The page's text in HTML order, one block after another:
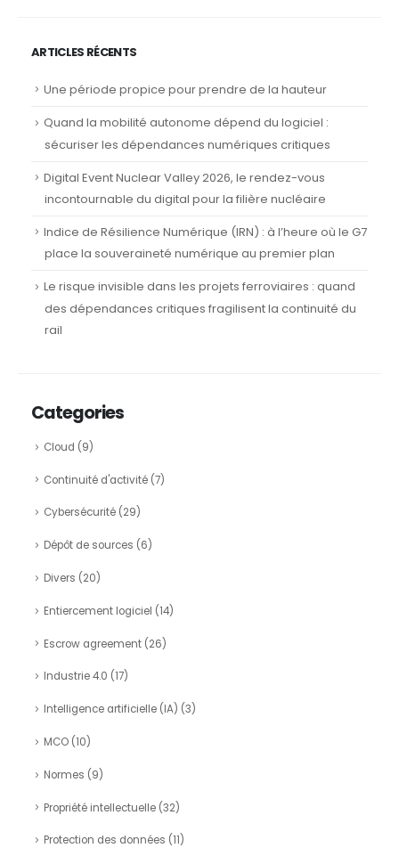
ARTICLES RÉCENTS
Une période propice pour prendre de la hauteur
Quand la mobilité autonome dépend du logiciel :
sécuriser les dépendances numériques critiques
Digital Event Nuclear Valley 2026, le rendez-vous
incontournable du digital pour la filière nucléaire
Indice de Résilience Numérique (IRN) : à l’heure où le G7
place la souveraineté numérique au premier plan
Le risque invisible dans les projets ferroviaires : quand
des dépendances critiques fragilisent la continuité du
rail
Categories
Cloud (9)
Continuité d'activité(7)
Cybersécurité(29)
Dépôt de sources (6)
Divers (20)
Entiercement logiciel (14)
Escrow agreement(26)
Industrie 4.0 (17)
Intelligence artificielle (IA) (3)
MCO(10)
Normes (9)
Propriété intellectuelle(32)
Protection des données (11)